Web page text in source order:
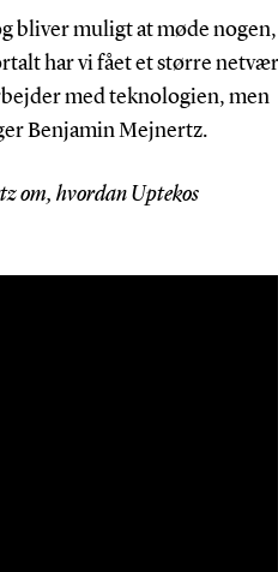
bliver muligt at møde nogen,
har vi fået et større
med teknologien, men
Benjamin Mejnertz.
om, hvordan Uptekos